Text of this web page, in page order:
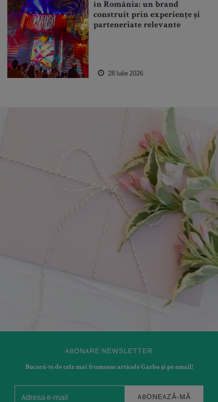
în România: un brand
construit prin experiențe și
parteneriate relevante
28 Iulie 2026
ABONARE NEWSLETTER
Bucură-te de cele mai frumoase articole Garbo și pe email!
ABONEAZĂ-MĂ